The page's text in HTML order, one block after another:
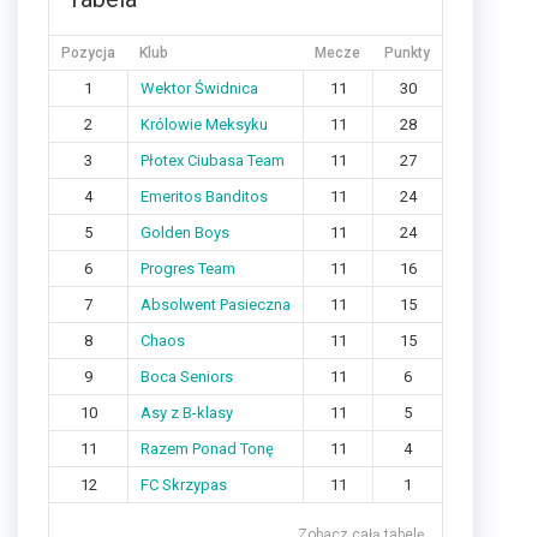
Pozycja Klub Mecze Punkty
1 Wektor Świdnica 11
30
2
Królowie Meksyku 11
28
3
Płotex Ciubasa Team 11
27
4
Emeritos Banditos 11
24
5
Golden Boys 11
24
6
Progres Team 11
16
7
Absolwent Pasieczna 11
15
8
Chaos 11
15
9
Boca Seniors 11
6
10
Asy z B-klasy 11
5
11
Razem Ponad Tonę 11
4
12
FC Skrzypas 11 1